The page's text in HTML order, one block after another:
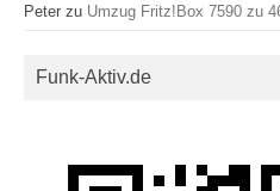
Peter zu Umzug Fritz!Box 7590 zu
Funk-Aktiv.de